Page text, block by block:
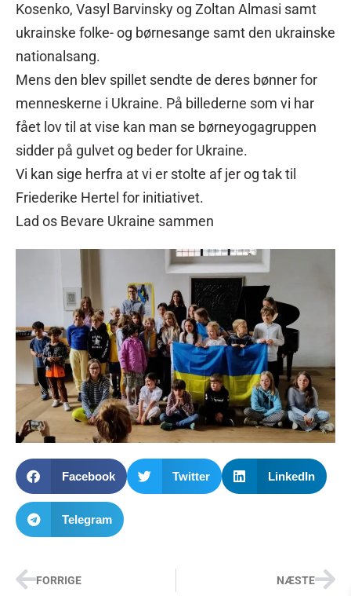
Kosenko, Vasyl Barvinsky og Zoltan Almasi samt
ukrainske folke- og børnesange samt den ukrainske
nationalsang.
Mens den blev spillet sendte de deres bønner for
menneskerne i Ukraine. På billederne som vi har
fået lov til at vise kan man se børneyogagruppen
sidder på gulvet og beder for Ukraine.
Vi kan sige herfra at vi er stolte af jer og tak til
Friederike Hertel for initiativet.
Lad os Bevare Ukraine sammen
Facebook Twitter LinkedIn
Telegram
FORRIGE NÆSTE